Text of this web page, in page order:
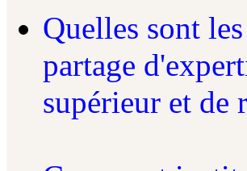
Quelles sont
partage
supérieur et de